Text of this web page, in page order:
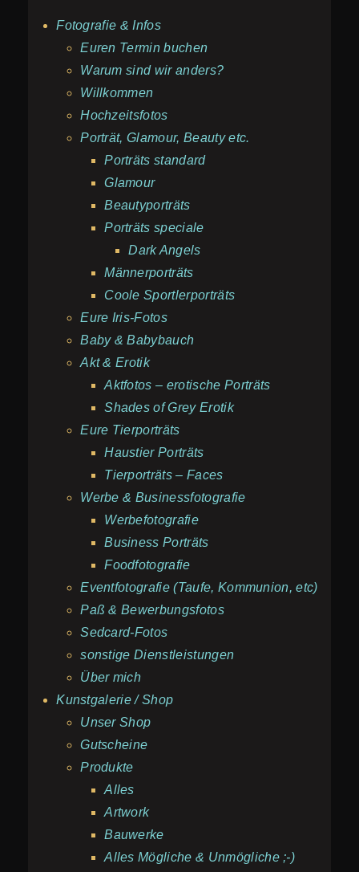
Fotografie & Infos
Euren Termin buchen
Warum sind wir anders?
Willkommen
Hochzeitsfotos
Porträt, Glamour, Beauty etc.
Porträts standard
Glamour
Beautyporträts
Porträts speciale
Dark Angels
Männerporträts
Coole Sportlerporträts
Eure Iris-Fotos
Baby & Babybauch
Akt & Erotik
Aktfotos – erotische Porträts
Shades of Grey Erotik
Eure Tierporträts
Haustier Porträts
Tierporträts – Faces
Werbe & Businessfotografie
Werbefotografie
Business Porträts
Foodfotografie
Eventfotografie (Taufe, Kommunion, etc)
Paß & Bewerbungsfotos
Sedcard-Fotos
sonstige Dienstleistungen
Über mich
Kunstgalerie / Shop
Unser Shop
Gutscheine
Produkte
Alles
Artwork
Bauwerke
Alles Mögliche & Unmögliche ;-)